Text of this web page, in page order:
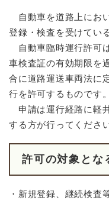
自動車を道路上にお
登録・検査を受けてい
自動車臨時運行許可
車検査証の有効期限を
合に道路運送車両法に
行を許可するものです。
申請は運行経路に軽
する方が行ってください
許可の対象とな
・新規登録、継続検査